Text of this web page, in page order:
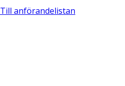
Till anförandelistan